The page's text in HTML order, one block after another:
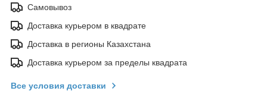
Самовывоз
Доставка курьером в квадрате
Доставка в регионы Казахстана
Доставка курьером за пределы квадрата
Все условия доставки